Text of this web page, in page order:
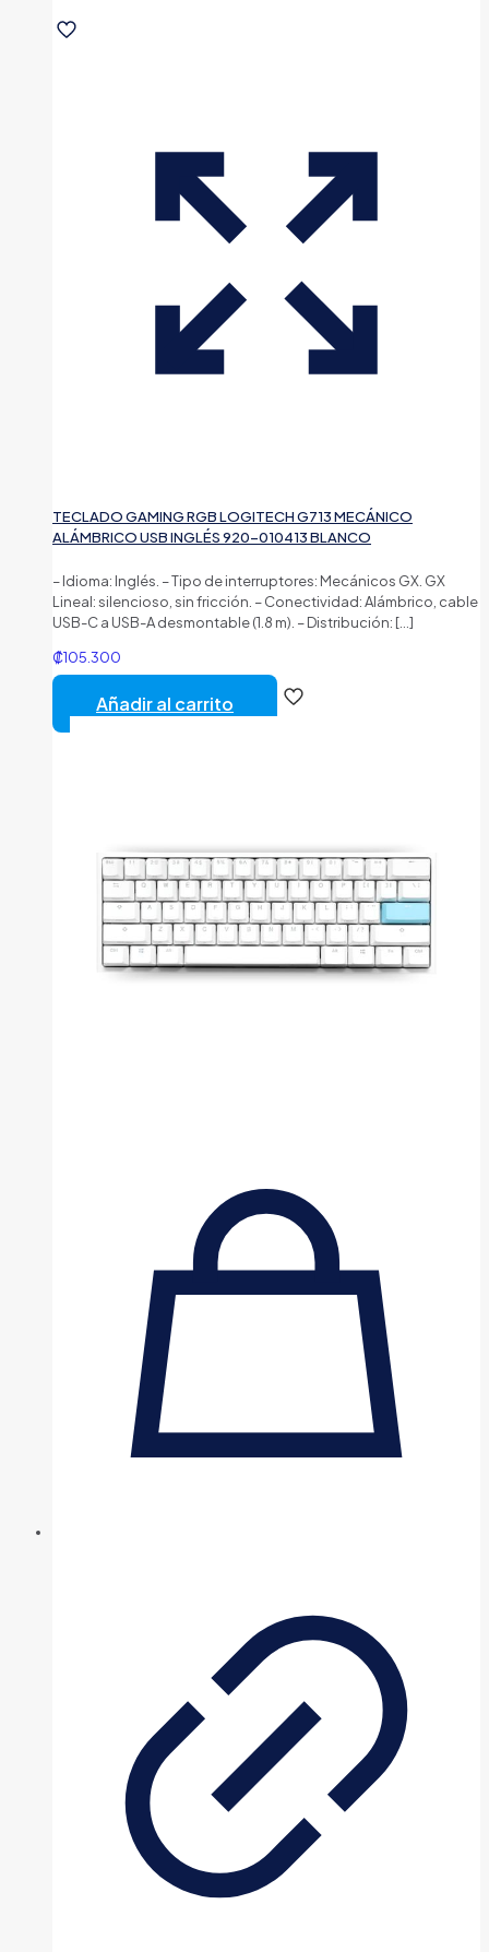
TECLADO GAMING RGB LOGITECH G713 MECÁNICO
ALÁMBRICO USB INGLÉS 920-010413 BLANCO
– Idioma: Inglés. – Tipo de interruptores: Mecánicos GX. GX
Lineal: silencioso, sin fricción. – Conectividad: Alámbrico, cable
USB-C a USB-A desmontable (1.8 m). – Distribución: […]
₡105.300
Añadir al carrito